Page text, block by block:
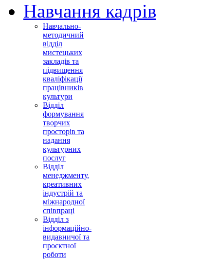
Навчання кадрів
Навчально-
методичний
відділ
мистецьких
закладів та
підвищення
кваліфікації
працівників
культури
Відділ
формування
творчих
просторів та
надання
культурних
послуг
Відділ
менеджменту,
креативних
індустрій та
міжнародної
співпраці
Відділ з
інформаційно-
видавничої та
проєктної
роботи